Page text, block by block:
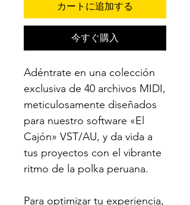
格
価
カートに追加する
今すぐ購入
Adéntrate en una colección
exclusiva de 40 archivos MIDI,
meticulosamente diseñados
para nuestro software «El
Cajón» VST/AU, y da vida a
tus proyectos con el vibrante
ritmo de la polka peruana.
Para optimizar tu experiencia,